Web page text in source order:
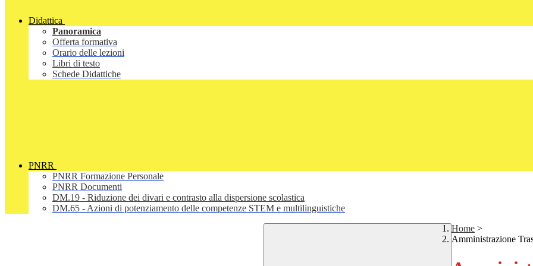
Didattica
Panoramica
Offerta formativa
Orario delle lezioni
Libri di testo
Schede Didattiche
PNRR
PNRR Formazione Personale
PNRR Documenti
DM.19 - Riduzione dei divari e contrasto alla dispersione scolastica
DM.65 - Azioni di potenziamento delle competenze STEM e multilinguistiche
Home >
Amministrazione